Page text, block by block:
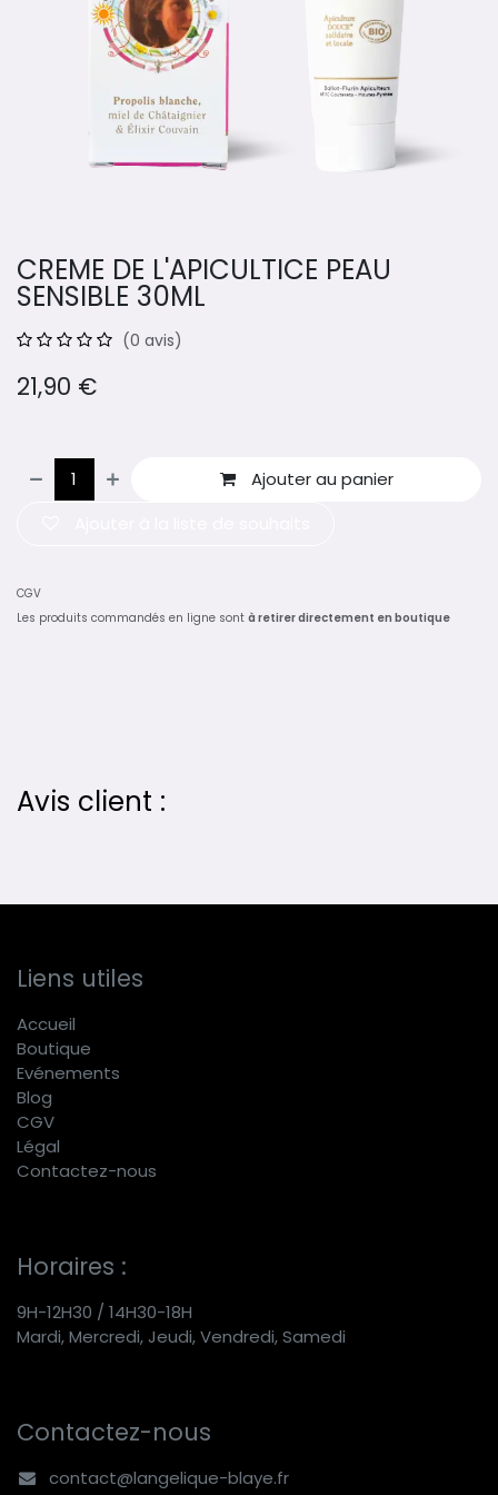
CREME DE L'APICULTICE PEAU
SENSIBLE 30ML
(0 avis)
21,90 €
Ajouter au panier
CGV
Les produits commandés en ligne sont à retirer directement en boutique
Avis client :
Liens utiles
Accueil
Boutique
Evénements
Blog
CGV
Légal
Contactez-nous
Horaires :
9H-12H30 / 14H30-18H
Mardi, Mercredi, Jeudi, Vendredi, Samedi
Contactez-nous
contact@langelique-blaye.fr